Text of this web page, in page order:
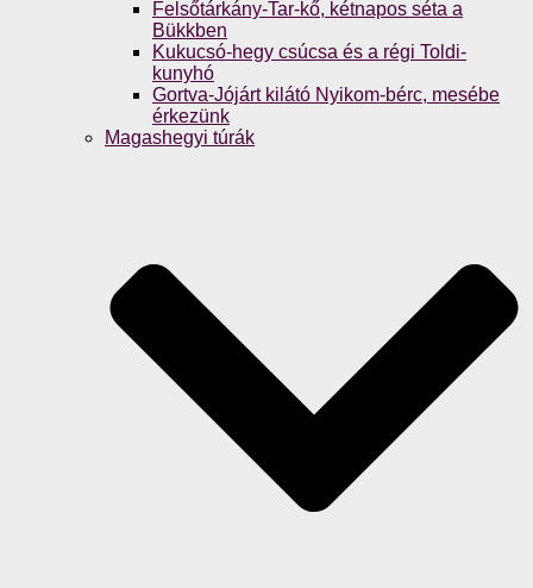
Felsőtárkány-Tar-kő, kétnapos séta a
Bükkben
Kukucsó-hegy csúcsa és a régi Toldi-
kunyhó
Gortva-Jójárt kilátó Nyikom-bérc, mesébe
érkezünk
Magashegyi túrák